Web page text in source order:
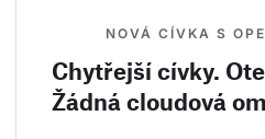
NOVÁ CÍVKA S
Chytřejší cívky.
Žádná cloudová